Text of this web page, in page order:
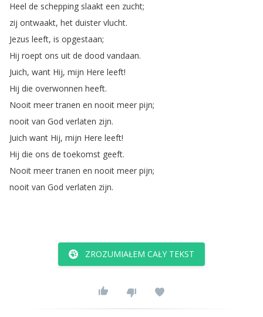
Heel de schepping slaakt een zucht;
zij ontwaakt, het duister vlucht.
Jezus leeft, is opgestaan;
Hij roept ons uit de dood vandaan.
Juich, want Hij, mijn Here leeft!
Hij die overwonnen heeft.
Nooit meer tranen en nooit meer pijn;
nooit van God verlaten zijn.
Juich want Hij, mijn Here leeft!
Hij die ons de toekomst geeft.
Nooit meer tranen en nooit meer pijn;
nooit van God verlaten zijn.
ZROZUMIAŁEM CAŁY TEKST